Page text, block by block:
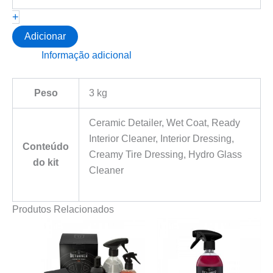
-
DETAILING
SET
(CONJUNTO
PRODUTOS)
+
Adicionar
Informação adicional
Peso 3 kg
Conteúdo
do kit
Ceramic Detailer, Wet Coat, Ready
Interior Cleaner, Interior Dressing,
Creamy Tire Dressing, Hydro Glass
Cleaner
Produtos Relacionados